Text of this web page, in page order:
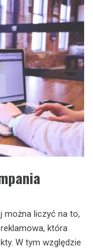
można liczyć na to,
która
W tym względzie